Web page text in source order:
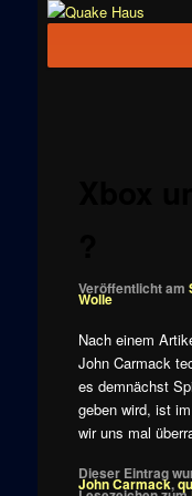
News zu
Veröffentlicht am
Wolle
Nach einem
John Carmack
es demnächst
geben wird, ist
wir uns mal
Dieser Eintrag
John Carmack,